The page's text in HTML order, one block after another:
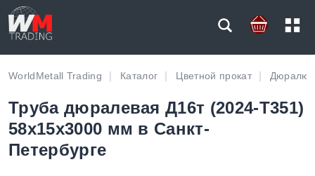
WorldMetall Trading Каталог Цветной прокат
Труба дюралевая Д16т (2024-T351)
58х15х3000 мм в Санкт-
Петербурге